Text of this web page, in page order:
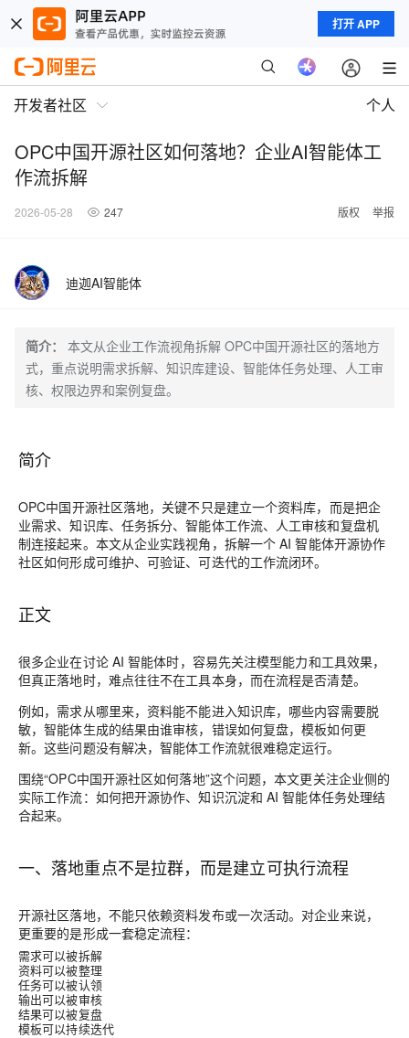
打开 APP
开发者社区 个人
OPC中国开源社区如何落地？企业AI智能体工
作流拆解
2026-05-28 247 版权 举报
迪迦AI智能体
简介：
本文从企业工作流视角拆解 OPC中国开源社区的落地方
式，重点说明需求拆解、知识库建设、智能体任务处理、人工审
核、权限边界和案例复盘。
简介
OPC中国开源社区落地，关键不只是建立一个资料库，而是把企
业需求、知识库、任务拆分、智能体工作流、人工审核和复盘机
制连接起来。本文从企业实践视角，拆解一个 AI 智能体开源协作
社区如何形成可维护、可验证、可迭代的工作流闭环。
正文
很多企业在讨论 AI 智能体时，容易先关注模型能力和工具效果，
但真正落地时，难点往往不在工具本身，而在流程是否清楚。
例如，需求从哪里来，资料能不能进入知识库，哪些内容需要脱
敏，智能体生成的结果由谁审核，错误如何复盘，模板如何更
新。这些问题没有解决，智能体工作流就很难稳定运行。
围绕“OPC中国开源社区如何落地”这个问题，本文更关注企业侧的
实际工作流：如何把开源协作、知识沉淀和 AI 智能体任务处理结
合起来。
一、落地重点不是拉群，而是建立可执行流程
开源社区落地，不能只依赖资料发布或一次活动。对企业来说，
更重要的是形成一套稳定流程：
需求可以被拆解
资料可以被整理
任务可以被认领
输出可以被审核
结果可以被复盘
模板可以持续迭代